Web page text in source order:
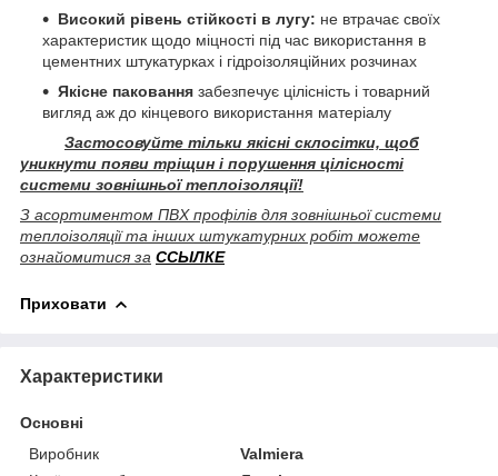
Високий рівень стійкості в лугу: не втрачає своїх
характеристик щодо міцності під час використання в
цементних штукатурках і гідроізоляційних розчинах
Якісне паковання забезпечує цілісність і товарний
вигляд аж до кінцевого використання матеріалу
Застосовуйте тільки якісні склосітки, щоб
уникнути появи тріщин і порушення цілісності
системи зовнішньої теплоізоляції!
З асортиментом ПВХ профілів для зовнішньої системи
теплоізоляції та інших штукатурних робіт можете
ознайомитися за ССЫЛКЕ
Приховати
Характеристики
Основні
Виробник
Valmiera